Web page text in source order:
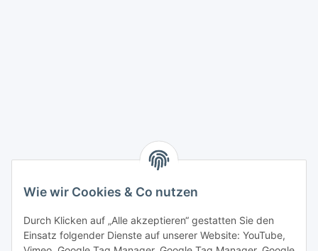
Wie wir Cookies & Co nutzen
Durch Klicken auf „Alle akzeptieren“ gestatten Sie den
Einsatz folgender Dienste auf unserer Website: YouTube,